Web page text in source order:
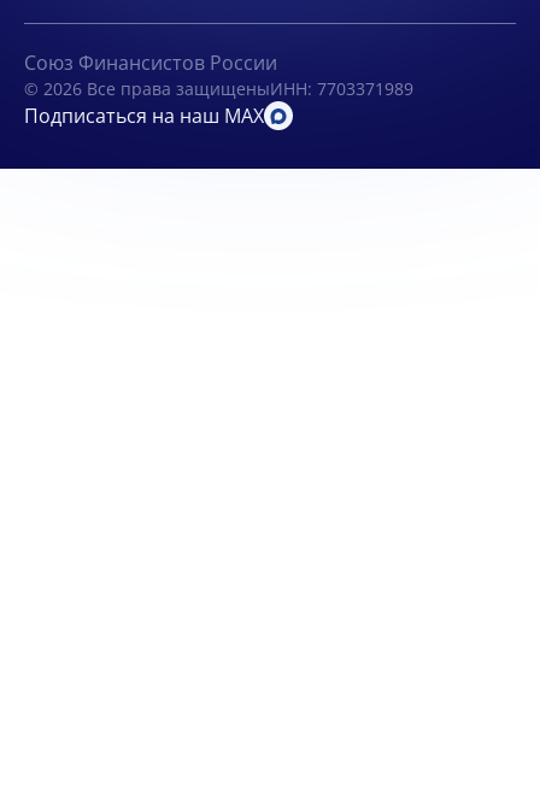
Союз Финансистов России
© 2026 Все права защищеныИНН: 7703371989
Подписаться на наш MAX